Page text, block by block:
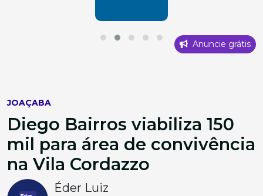
Anuncie grátis
JOAÇABA
Diego Bairros viabiliza 150
mil para área de convivência
na Vila Cordazzo
Éder Luiz